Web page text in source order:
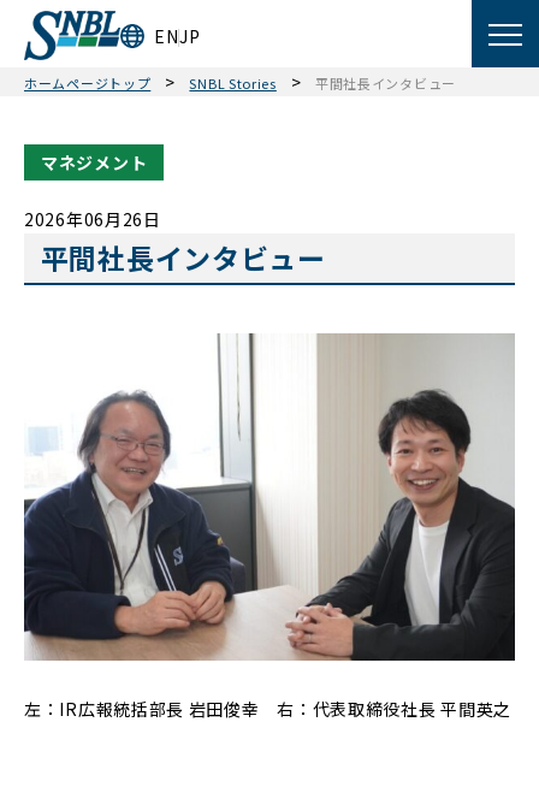
ENJP
ホームページトップ > SNBL Stories > 平間社長インタビュー
平間社長インタビュー
2026年06月26日
マネジメント
左：IR広報統括部長 岩田俊幸 右：代表取締役社長 平間英之